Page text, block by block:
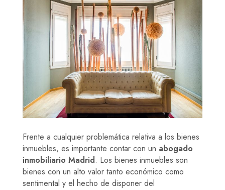
Frente a cualquier problemática relativa a los bienes
inmuebles, es importante contar con un abogado
inmobiliario Madrid. Los bienes inmuebles son
bienes con un alto valor tanto económico como
sentimental y el hecho de disponer del